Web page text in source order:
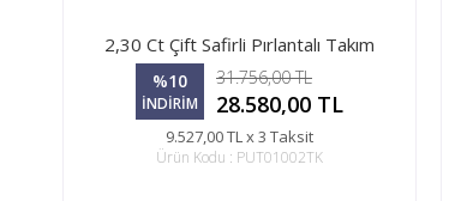
2,30 Ct Çift Safirli Pırlantalı Takım
%10
İNDİRİM
31.756,00 TL
28.580,00 TL
9.527,00 TL x 3 Taksit
Ürün Kodu : PUT01002TK